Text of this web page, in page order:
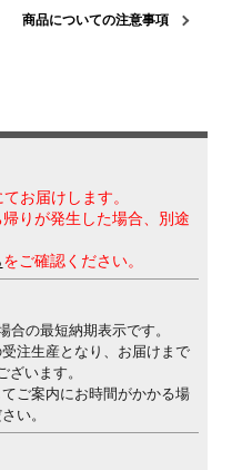
ります。
強弱調整可)くるぶしの動き
ンクロしてスライドします。・
・座面奥行き調整(前後
ム高さ調節(100mm)
/60度・2段階、外側/30度・1
(上下90mm、前後20度)
保証期間が変わります)※社団法
(JOIFA)規定に基づく
商品についての注意事項
お届けします。
りが発生した場合、別途
をご確認ください。
合の最短納期表示です。
注生産となり、お届けまで
います。
ご案内にお時間がかかる場
い。